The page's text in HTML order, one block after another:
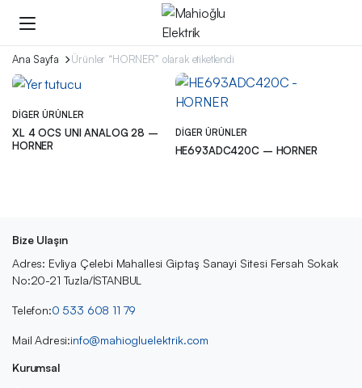
Ana Sayfa Ürünler “HORNER” olarak etiketlendi
DIGER ÜRÜNLER
XL 4 OCS UNI ANALOG 28 –
HORNER
DIGER ÜRÜNLER
HE693ADC420C – HORNER
Bize Ulaşın
Adres: Evliya Çelebi Mahallesi Giptaş Sanayi Sitesi Fersah Sokak
No:20-21 Tuzla/İSTANBUL
Telefon:0 533 608 11 79
Mail Adresi:info@mahiogluelektrik.com
Kurumsal